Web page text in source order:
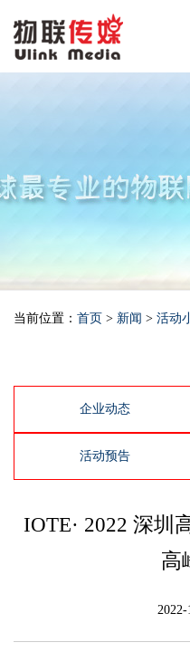
当前位置： 首页 > 新闻 > 活动
企业动态
活动预告
IOTE· 2022 深圳
高
2022-